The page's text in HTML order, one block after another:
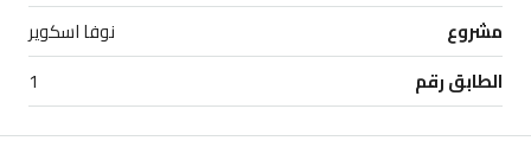
مشروع
نوفا اسكوير
الطابق رقم
1